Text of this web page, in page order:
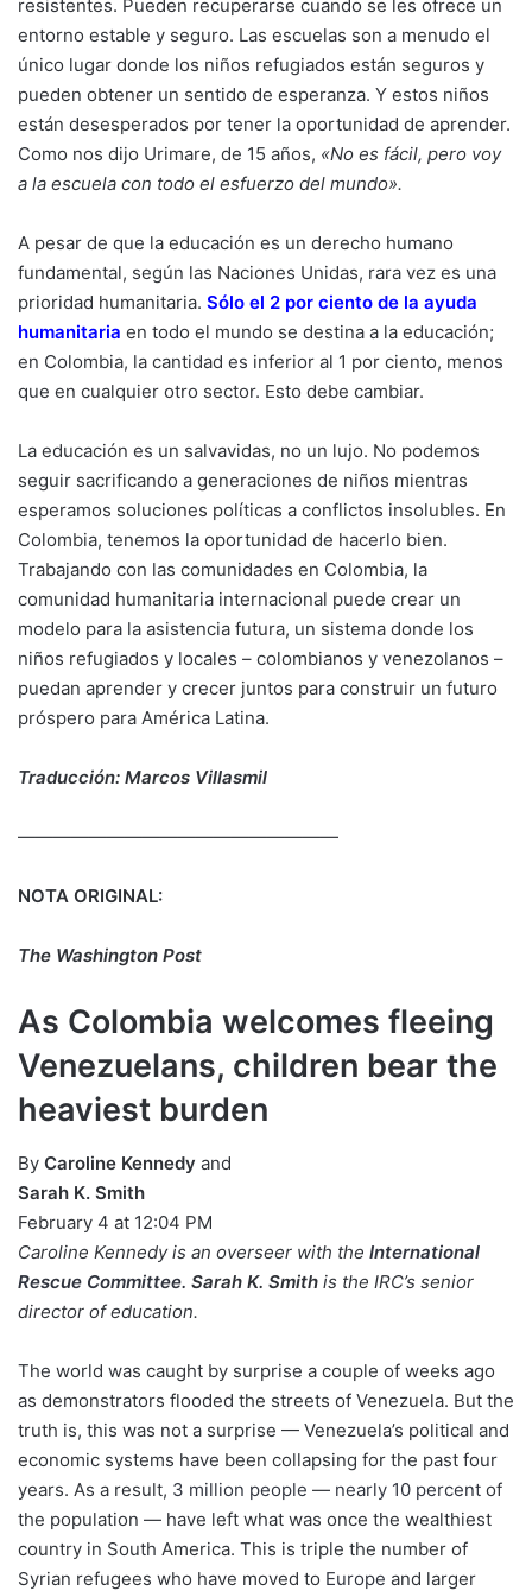
resistentes. Pueden recuperarse cuando se les ofrece un
entorno estable y seguro. Las escuelas son a menudo el
único lugar donde los niños refugiados están seguros y
pueden obtener un sentido de esperanza. Y estos niños
están desesperados por tener la oportunidad de aprender.
Como nos dijo Urimare, de 15 años, «No es fácil, pero voy
a la escuela con todo el esfuerzo del mundo».
A pesar de que la educación es un derecho humano
fundamental, según las Naciones Unidas, rara vez es una
prioridad humanitaria. Sólo el 2 por ciento de la ayuda
humanitaria en todo el mundo se destina a la educación;
en Colombia, la cantidad es inferior al 1 por ciento, menos
que en cualquier otro sector. Esto debe cambiar.
La educación es un salvavidas, no un lujo. No podemos
seguir sacrificando a generaciones de niños mientras
esperamos soluciones políticas a conflictos insolubles. En
Colombia, tenemos la oportunidad de hacerlo bien.
Trabajando con las comunidades en Colombia, la
comunidad humanitaria internacional puede crear un
modelo para la asistencia futura, un sistema donde los
niños refugiados y locales – colombianos y venezolanos –
puedan aprender y crecer juntos para construir un futuro
próspero para América Latina.
Traducción: Marcos Villasmil
——————————————————
NOTA ORIGINAL:
The Washington Post
As Colombia welcomes fleeing
Venezuelans, children bear the
heaviest burden
By Caroline Kennedy and
Sarah K. Smith
February 4 at 12:04 PM
Caroline Kennedy is an overseer with the International
Rescue Committee. Sarah K. Smith is the IRC’s senior
director of education.
The world was caught by surprise a couple of weeks ago
as demonstrators flooded the streets of Venezuela. But the
truth is, this was not a surprise — Venezuela’s political and
economic systems have been collapsing for the past four
years. As a result, 3 million people — nearly 10 percent of
the population — have left what was once the wealthiest
country in South America. This is triple the number of
Syrian refugees who have moved to Europe and larger